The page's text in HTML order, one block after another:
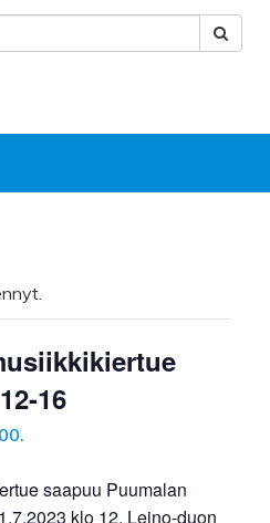
16
.
saapuu Puumalan
klo 12. Leino-duon